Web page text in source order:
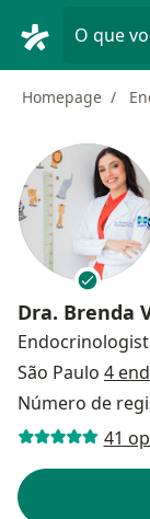
O que
Homepage
Dra. Brenda
São Paulo 4
Número de
41